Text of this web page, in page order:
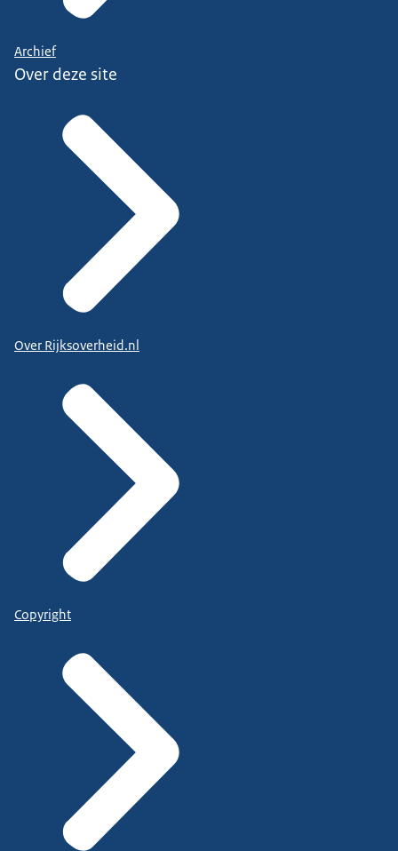
Archief
Over deze site
Over Rijksoverheid.nl
Copyright